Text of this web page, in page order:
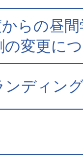
らの昼
の変更に
ンディン